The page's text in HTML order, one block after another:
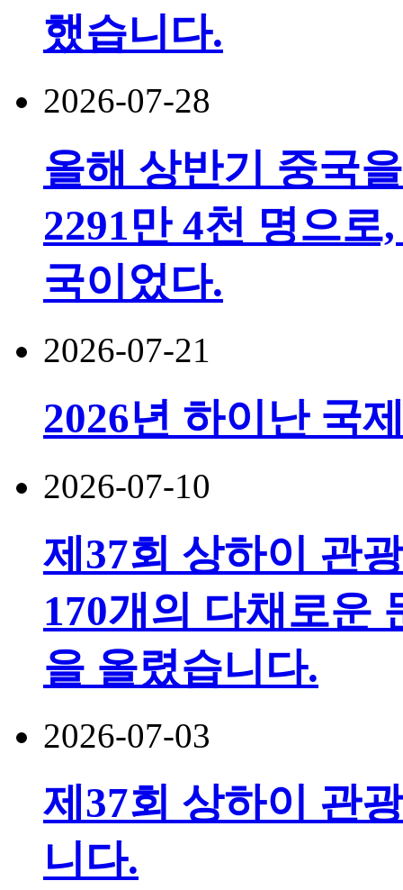
했습니다.
2026-07-28
올해 상반기 중국
2291만 4천 명으
국이었다.
2026-07-21
2026년 하이난 국
2026-07-10
제37회 상하이 관
170개의 다채로운
을 올렸습니다.
2026-07-03
제37회 상하이 관
니다.